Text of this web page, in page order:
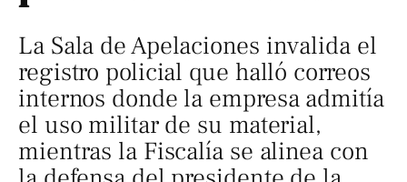
La Sala de Apelaciones invalida el
registro policial que halló correos
internos donde la empresa admitía
el uso militar de su material,
mientras la Fiscalía se alinea con